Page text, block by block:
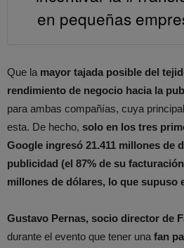
en pequeñas
Que la mayor tajada posible del
rendimiento de negocio hacia la
para ambas compañías, cuya
esta. De hecho, solo en los tres
Google ingresó 21.411 millones de
publicidad (el 87% de su
millones de dólares, lo que supuso
Gustavo Pernas, socio director de
durante el evento que tener una fan